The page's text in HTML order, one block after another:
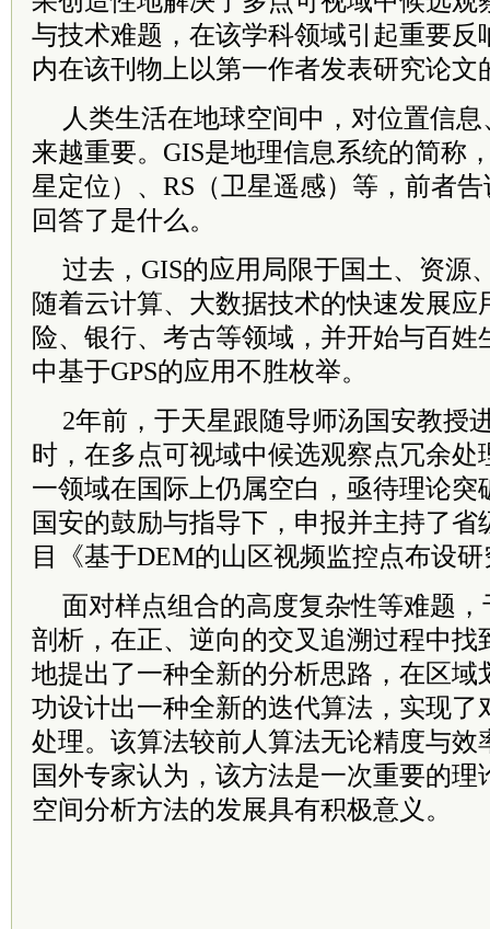
与技术难题，在该学科领域引起重要反
内在该刊物上以第一作者发表研究论文
人类生活在地球空间中，对位置信
来越重要。GIS是地理信息系统的简称
星定位）、RS（卫星遥感）等，前者
回答了是什么。
过去，GIS的应用局限于国土、资源
随着云计算、大数据技术的快速发展应
险、银行、考古等领域，并开始与百姓
中基于GPS的应用不胜枚举。
2年前，于天星跟随导师汤国安教授
时，在多点可视域中候选观察点冗余处
一领域在国际上仍属空白，亟待理论突
国安的鼓励与指导下，申报并主持了省
目《基于DEM的山区视频监控点布设
面对样点组合的高度复杂性等难题
剖析，在正、逆向的交叉追溯过程中找
地提出了一种全新的分析思路，在区域
功设计出一种全新的迭代算法，实现了
处理。该算法较前人算法无论精度与效
国外专家认为，该方法是一次重要的理
空间分析方法的发展具有积极意义。